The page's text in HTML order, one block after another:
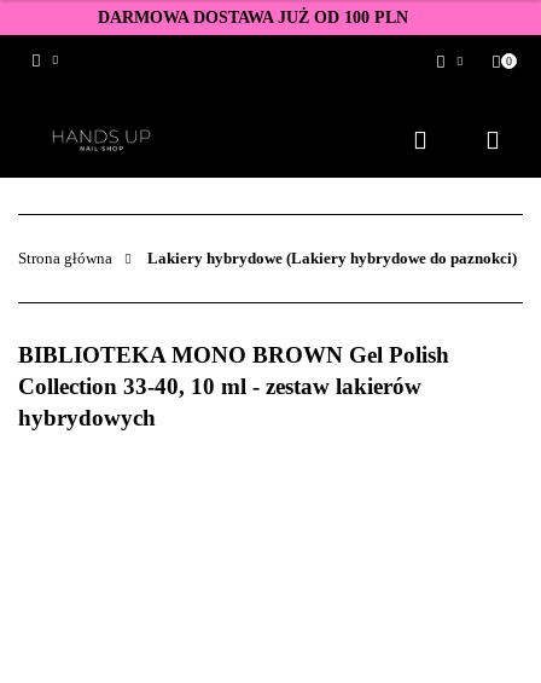
DARMOWA DOSTAWA JUŻ OD 100 PLN
Zarejestruj się
Dodaj zgłoszenie
Zgody cookies
0
Strona główna Lakiery hybrydowe (Lakiery hybrydowe do paznokci)
BIBLIOTEKA MONO BROWN Gel Polish
Collection 33-40, 10 ml - zestaw lakierów
hybrydowych